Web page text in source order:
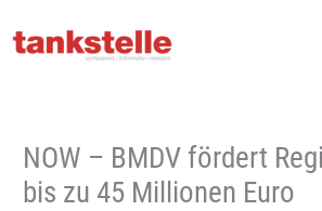
Inhalt
NOW – BMDV fördert
bis zu 45 Millionen Euro